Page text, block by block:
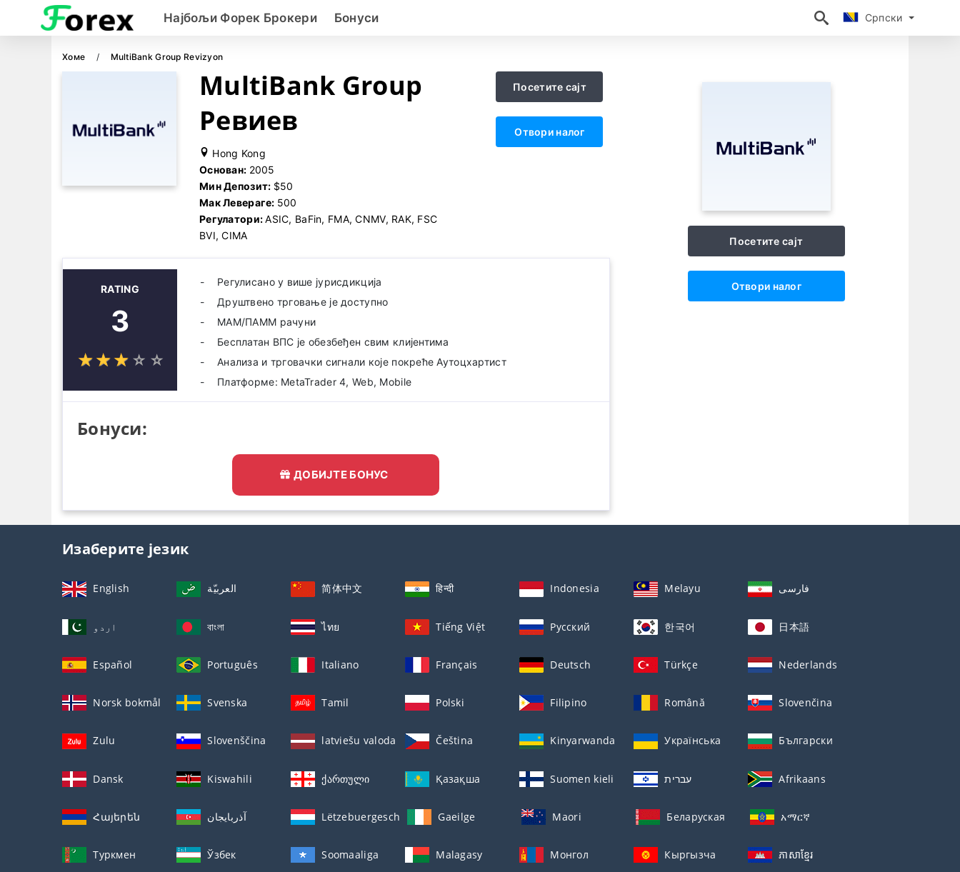
Српски
Најбољи Форек Брокери Бонуси Српски
Хоме MultiBank Group Revizyon
MultiBank Group
Ревиев
Hong Kong
Основан: 2005
Мин Депозит: $50
Мак Левераге: 500
Регулатори:ASIC, BaFin, FMA, CNMV, RAK, FSC
BVI, CIMA
Посетите сајт
Отвори налог
RATING
3
☆☆☆ ☆ ☆
★★★ ★ ★
Регулисано у више јурисдикција
Друштвено трговање је доступно
МАМ/ПАММ рачуни
Бесплатан ВПС је обезбеђен свим клијентима
Анализа и трговачки сигнали које покреће Аутоцхартист
Платформе: MetaTrader 4, Web, Mobile
Бонуси:
ДОБИЈТЕ БОНУС
Посетите сајт
Отвори налог
Изаберите језик
English العربيّة 简体中文 हिन्दी Indonesia Melayu فارسی
اردو বাংলা ไทย Tiếng Việt Русский 한국어 日本語
Español Português Italiano Français Deutsch Türkçe Nederlands
Norsk bokmål Svenska Tamil Polski Filipino Română Slovenčina
Zulu Slovenščina latviešu valoda Čeština Kinyarwanda Українська Български
Dansk Kiswahili ქართული Қазақша Suomen kieli עברית Afrikaans
Հայերեն آذربايجان Lëtzebuergesch Gaeilge Maori Беларуская አማርኛ
Туркмен Ўзбек Soomaaliga Malagasy Монгол Кыргызча ភាសាខ្មែរ